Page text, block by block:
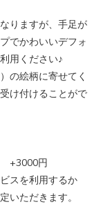
りますが、手足が
でかわいいデフォ
用ください♪
の絵柄に寄せてく
け付けることがで
+3000円
スを利用するか
いただきます。